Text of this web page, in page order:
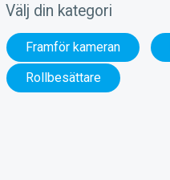
Välj din kategori
Framför kameran
Rollbesättare